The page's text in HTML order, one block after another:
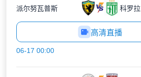
派尔努瓦普斯 科罗拉
高清直播
06-17 00:00